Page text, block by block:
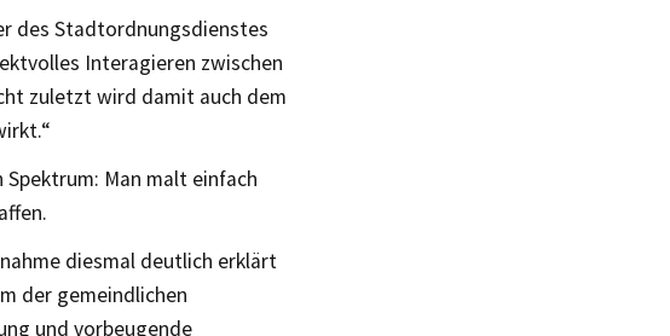
des Stadtordnungsdienstes
Interagieren zwischen
zuletzt wird damit auch dem
Man malt einfach
diesmal deutlich erklärt
der gemeindlichen
und vorbeugende